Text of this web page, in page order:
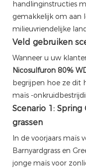
handlinginstructies
gemakkelijk om aan
milieuvriendelijke
Veld gebruiken
Wanneer u uw
Nicosulfuron 80%
begrijpen hoe ze dit
maïs -
Scenario 1:
grassen
In de voorjaars maïs
Barnyardgrass en
jonge maïs voor